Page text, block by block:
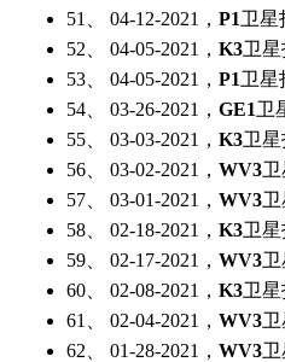
51、 04-12-2021， P1卫星
52、 04-05-2021， K3卫
53、 04-05-2021， P1卫星
54、 03-26-2021， GE1卫
55、 03-03-2021， K3卫
56、 03-02-2021， WV3
57、 03-01-2021， WV3
58、 02-18-2021， K3卫
59、 02-17-2021， WV3
60、 02-08-2021， K3卫
61、 02-04-2021， WV3
62、 01-28-2021， WV3